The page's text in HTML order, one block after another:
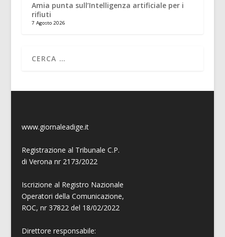
Amia punta sull’Intelligenza artificiale per i
rifiuti
7 Agosto 2026
www.giornaleadige.it
Registrazione al Tribunale C.P.
di Verona nr 2173/2022
Iscrizione al Registro Nazionale
Operatori della Comunicazione,
ROC, nr 37822 del 18/02/2022
Direttore responsabile: